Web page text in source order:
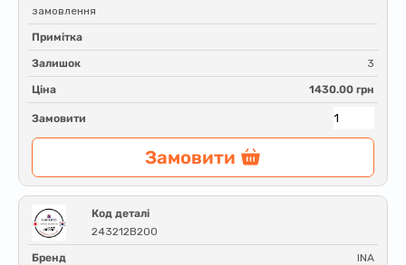
замовлення
Примітка
Залишок 3
Ціна 1430.00 грн
Замовити
Замовити
Код деталі
243212B200
Бренд INA